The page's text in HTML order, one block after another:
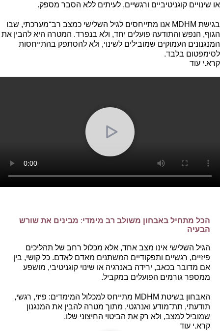
או שינויים קוגניטיביים ורגשיים, לעיתים ללא הסבר מספק.
בגישת MDHM אנו מתייחסים לגיל השלישי כמצב רב־מערכתי, שבו
הגוף, הנפש והתודעה פועלים יחד, ולא בנפרד. המטרה היא להבין את
המנגנונים העמוקים שמובילים לשינוי, ולא להסתפק בהתייחסות
לסימפטום בלבד.
קרא.י עוד
הכל מתחיל באבחון משולב רב מימדי: מבינים את שורש
הבעיה
הגיל השלישי אינו מצב אחד, אלא מכלול רחב של תהליכים
פיזיים, רגשיים ותפקודיים המשתנים מאדם לאדם. כל קושי, בין
אם מדובר בכאב, ירידה באנרגיה או שינוי קוגניטיבי, מושפע
ממספר גורמים הפועלים במקביל.
האבחון בשיטת MDHM מתייחס למכלול המימדים: פיזי, רגשי,
תודעתי, תת־מודע ואנרגטי, מתוך מטרה להבין את המנגנון
שמוביל למצב, ולא רק את הביטוי החיצוני שלו.
קרא.י עוד